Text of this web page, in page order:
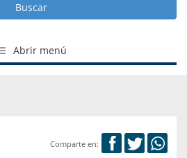
Buscar
Abrir menú
Comparte en: